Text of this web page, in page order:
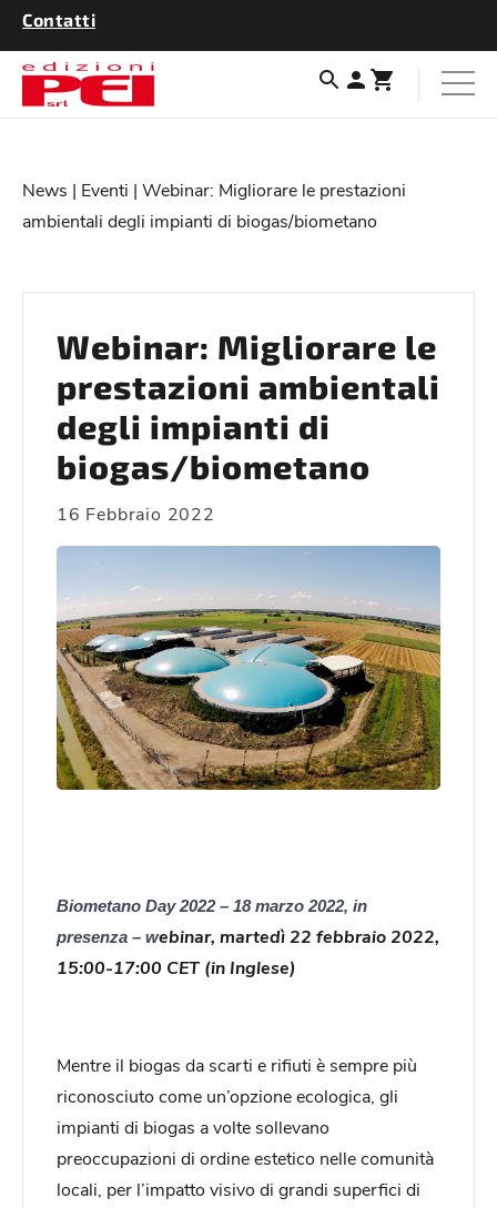
Contatti
News | Eventi | Webinar: Migliorare le prestazioni
ambientali degli impianti di biogas/biometano
Webinar: Migliorare le
prestazioni ambientali
degli impianti di
biogas/biometano
16 Febbraio 2022
Biometano Day 2022 – 18 marzo 2022, in
presenza – webinar, martedì 22 febbraio 2022,
15:00-17:00 CET (in Inglese)
Mentre il biogas da scarti e rifiuti è sempre più
riconosciuto come un’opzione ecologica, gli
impianti di biogas a volte sollevano
preoccupazioni di ordine estetico nelle comunità
locali, per l’impatto visivo di grandi superfici di